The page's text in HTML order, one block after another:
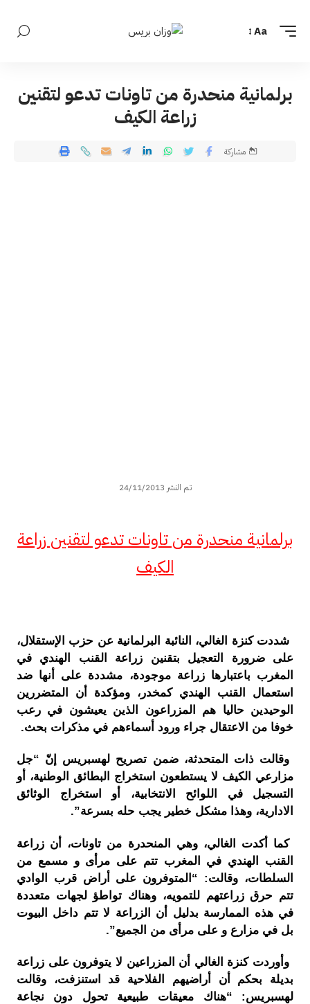
Aa
برلمانية منحدرة من تاونات تدعو لتقنين
زراعة الكيف
تم النشر 24/11/2013
مشاركة
برلمانية منحدرة من تاونات تدعو لتقنين زراعة
الكيف
شددت كنزة الغالي، النائبة البرلمانية عن حزب الإستقلال،
على ضرورة التعجيل بتقنين زراعة القنب الهندي في
المغرب باعتبارها زراعة موجودة، مشددة على أنها ضد
استعمال القنب الهندي كمخدر، ومؤكدة أن المتضررين
الوحيدين حاليا هم المزراعون الذين يعيشون في رعب
خوفا من الاعتقال جراء ورود أسماءهم في مذكرات بحث.
وقالت ذات المتحدثة، ضمن تصريح لهسبريس إنّ “جل
مزارعي الكيف لا يستطعون استخراج البطائق الوطنية، أو
التسجيل في اللوائح الانتخابية، أو استخراج الوثائق
الادارية، وهذا مشكل خطير يجب حله بسرعة”.
كما أكدت الغالي، وهي المنحدرة من تاونات، أن زراعة
القنب الهندي في المغرب تتم على مرأى و مسمع من
السلطات، وقالت: “المتوفرون على أراض قرب الوادي
تتم حرق زراعتهم للتمويه، وهناك تواطؤ لجهات متعددة
في هذه الممارسة بدليل أن الزراعة لا تتم داخل البيوت
بل في مزارع و على مرأى من الجميع”.
وأوردت كنزة الغالي أن المزراعين لا يتوفرون على زراعة
بديلة بحكم أن أراضيهم الفلاحية قد استنزفت، وقالت
لهسبريس: “هناك معيقات طبيعية تحول دون نجاعة